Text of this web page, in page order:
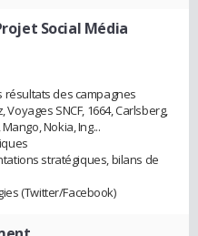
Social Média
résultats des campagnes
SNCF, 1664, Carlsberg,
Nokia, Ing...
stratégiques, bilans de
(Twitter/Facebook)